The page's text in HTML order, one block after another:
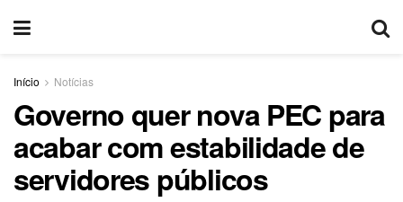
Início Notícias
Governo quer nova PEC para
acabar com estabilidade de
servidores públicos